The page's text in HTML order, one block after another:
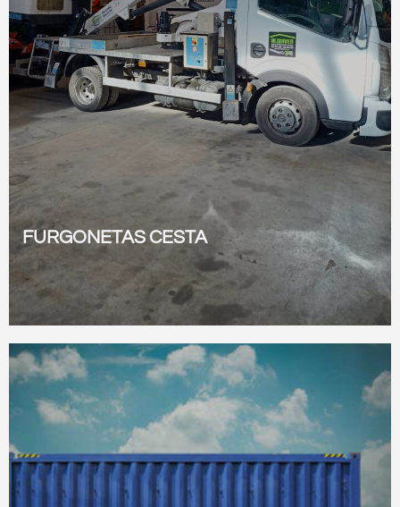
FURGONETAS CESTA
Ver todos